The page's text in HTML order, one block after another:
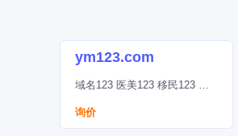
ym123.com
域名123 医美123 移民123 源
询价